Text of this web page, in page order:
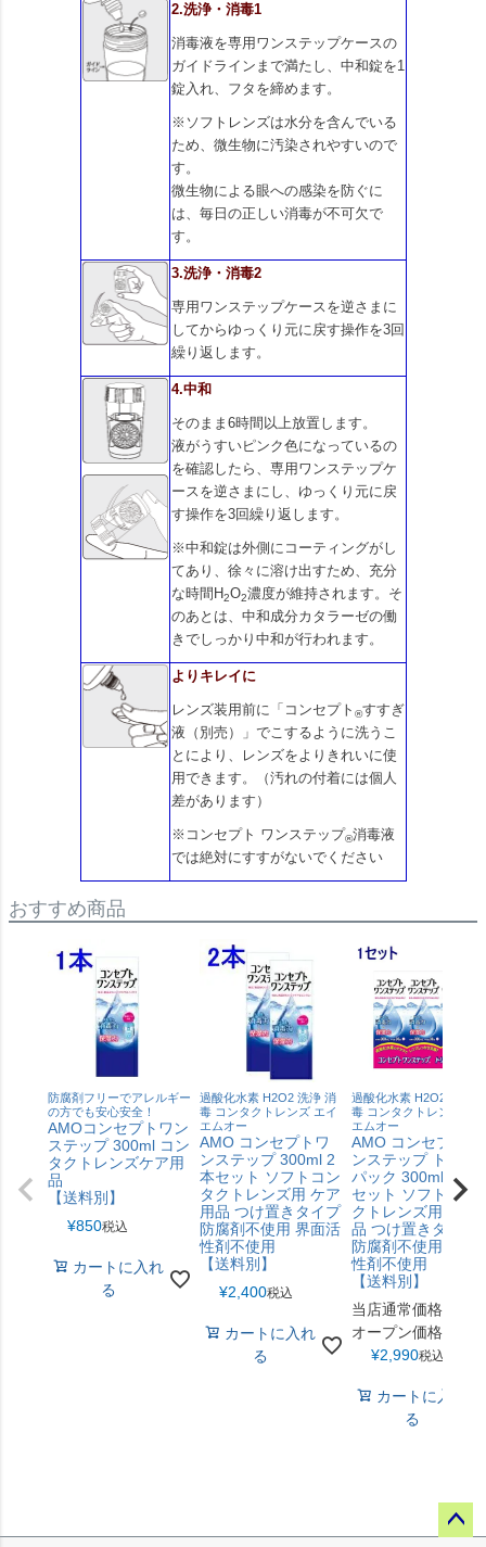
2.洗浄・消毒1
消毒液を専用ワンステップケースの
ガイドラインまで満たし、中和錠を1
錠入れ、フタを締めます。
※ソフトレンズは水分を含んでいる
ため、微生物に汚染されやすいので
す。
微生物による眼への感染を防ぐに
は、毎日の正しい消毒が不可欠で
す。
3.洗浄・消毒2
専用ワンステップケースを逆さまに
してからゆっくり元に戻す操作を3回
繰り返します。
4.中和
そのまま6時間以上放置します。
液がうすいピンク色になっているの
を確認したら、専用ワンステップケ
ースを逆さまにし、ゆっくり元に戻
す操作を3回繰り返します。
※中和錠は外側にコーティングがし
てあり、徐々に溶け出すため、充分
な時間H2O2濃度が維持されます。そ
のあとは、中和成分カタラーゼの働
きでしっかり中和が行われます。
よりキレイに
レンズ装用前に「コンセプト ®すすぎ
液（別売）」でこするように洗うこ
とにより、レンズをよりきれいに使
用できます。（汚れの付着には個人
差があります）
※コンセプト ワンステップ®消毒液
では絶対にすすがないでください
おすすめ商品
防腐剤フリーでアレルギー
の方でも安心安全！
AMOコンセプトワン
ステップ 300ml コン
タクトレンズケア用
品
【送料別】
¥850税込
カートに入れ
る
過酸化水素 H2O2 洗浄 消
毒 コンタクトレンズ エイ
エムオー
AMO コンセプトワ
ンステップ 300ml 2
本セット ソフトコン
タクトレンズ用 ケア
用品 つけ置きタイプ
防腐剤不使用 界面活
性剤不使用
【送料別】
¥2,400税込
カートに入れ
る
過酸化水素 H2O2 洗浄
毒 コンタクトレンズ エ
エムオー
AMO コンセプトワ
ンステップ トリプ
パック 300ml×3本
セット ソフトコン
クトレンズ用 ケア
品 つけ置きタイプ
防腐剤不使用 界面
性剤不使用
【送料別】
当店通常価格
オープン価格
¥2,990税込
カートに入れ
る